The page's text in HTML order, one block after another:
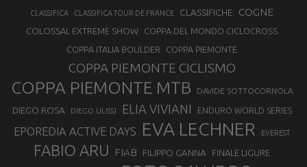
CLASSIFICA CLASSIFICA TOUR DE FRANCE CLASSIFICHE COGNE
COLOSSAL EXTREME SHOW
COPPA DEL MONDO CICLOCROSS
COPPA ITALIA BOULDER
COPPA PIEMONTE
COPPA PIEMONTE CICLISMO
COPPA PIEMONTE MTB DAVIDE SOTTOCORNOLA
DIEGO ROSA DIEGO ULISSI ELIA VIVIANI ENDURO WORLD SERIES
EPOREDIA ACTIVE DAYS EVA LECHNER EVEREST
FABIO ARU FIAB FILIPPO GANNA FINALE LIGURE